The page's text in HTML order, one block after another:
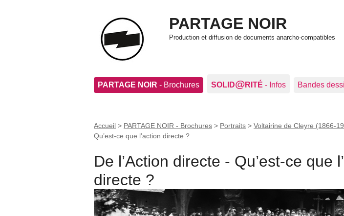
PARTAGE NOIR
Production et diffusion de documents anarcho-compatibles
PARTAGE NOIR - Brochures SOLID@RITÉ - Infos Bandes
Accueil > PARTAGE NOIR - Brochures > Portraits > Voltairine de Cleyre (1866-
Qu’est-ce que l’action directe ?
De l’Action directe - Qu’est-ce que
directe ?